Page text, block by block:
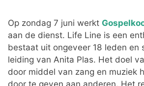
Op zondag 7 juni werkt
aan de dienst. Life Line is een
bestaat uit ongeveer 18 leden en
leiding van Anita Plas. Het doel
door middel van zang en muziek
door te geven aan anderen. Het